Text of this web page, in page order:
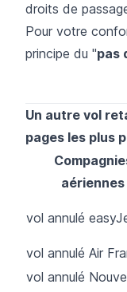
droits de
Pour votre
principe du "pas
Un autre vol
pages les plus
aériennes
vol annulé
vol annulé Air
vol annulé